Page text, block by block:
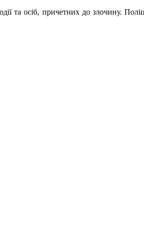
та осіб, причетних до злочину.